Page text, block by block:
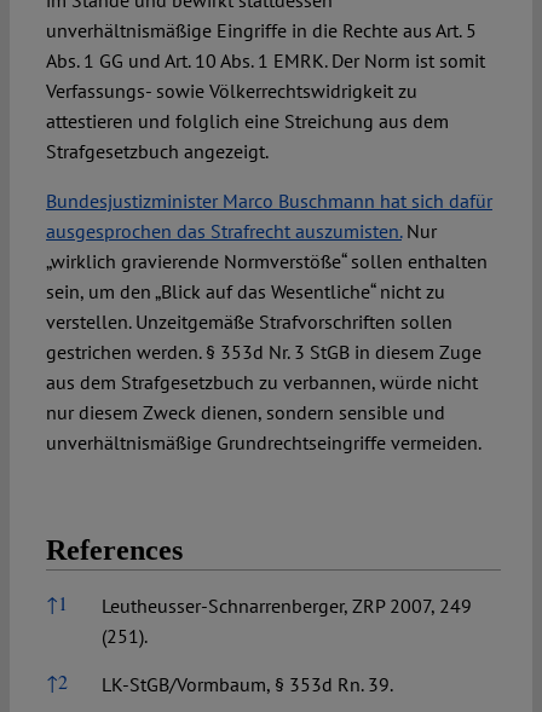
unverhältnismäßige Eingriffe in die Rechte aus Art. 5
Abs. 1 GG und Art. 10 Abs. 1 EMRK. Der Norm ist somit
Verfassungs- sowie Völkerrechtswidrigkeit zu
attestieren und folglich eine Streichung aus dem
Strafgesetzbuch angezeigt.
Bundesjustizminister Marco Buschmann hat sich dafür
ausgesprochen das Strafrecht auszumisten.Nur
„wirklich gravierende Normverstöße“ sollen enthalten
sein, um den „Blick auf das Wesentliche“ nicht zu
verstellen. Unzeitgemäße Strafvorschriften sollen
gestrichen werden. § 353d Nr. 3 StGB in diesem Zuge
aus dem Strafgesetzbuch zu verbannen, würde nicht
nur diesem Zweck dienen, sondern sensible und
unverhältnismäßige Grundrechtseingriffe vermeiden.
References
References
↑1
Leutheusser-Schnarrenberger, ZRP 2007, 249
(251).
↑2 LK-StGB/Vormbaum, § 353d Rn. 39.